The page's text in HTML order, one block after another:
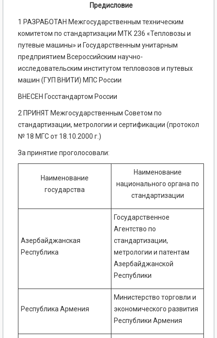
Предисловие
1 РАЗРАБОТАН Межгосударственным техническим
комитетом по стандартизации МТК 236 «Тепловозы и
путевые машины» и Государственным унитарным
предприятием Всероссийским научно-
исследовательским институтом тепловозов и путевых
машин (ГУП ВНИТИ) МПС России
ВНЕСЕН Госстандартом России
2 ПРИНЯТ Межгосударственным Советом по
стандартизации, метрологии и сертификации (протокол
№ 18 МГС от 18.10.2000 г.)
За принятие проголосовали:
Наименование
государства
Наименование
национального органа по
стандартизации
Азербайджанская
Республика
Государственное
Агентство по
стандартизации,
метрологии и патентам
Азербайджанской
Республики
Республика Армения
Министерство торговли и
экономического развития
Республики Армения